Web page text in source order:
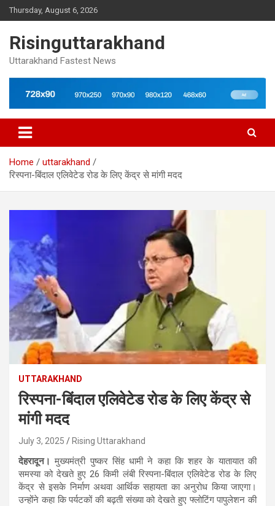
Skip
to
Thursday, August 6, 2026
Risinguttarakhand
Uttarakhand Fastest News
Home
uttarakhand
रिस्पना-बिंदाल एलिवेटेड रोड के लिए केंद्र से मांगी मदद
UTTARAKHAND
रिस्पना-बिंदाल एलिवेटेड रोड के लिए केंद्र से
मांगी मदद
July 3, 2025 Rising Uttarakhand
देहरादून। मुख्यमंत्री पुष्कर सिंह धामी ने कहा कि शहर के यातायात की
समस्या को देखते हुए 26 किमी लंबी रिस्पना-बिंदाल एलिवेटेड रोड के लिए
केंद्र से इसके निर्माण अथवा आर्थिक सहायता का अनुरोध किया जाएगा।
उन्होंने कहा कि पर्यटकों की बढ़ती संख्या को देखते हुए फ्लोटिंग पापुलेशन की